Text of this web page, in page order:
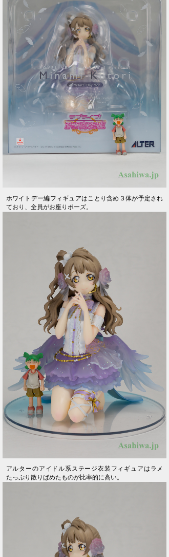
ホワイトデー編フィギュアはことり含め３体が予定され
ており、全員がお座りポーズ。
アルターのアイドル系ステージ衣装フィギュアはラメ
たっぷり散りばめたものが比率的に高い。